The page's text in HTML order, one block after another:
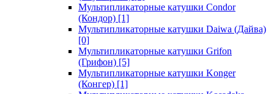
Мультипликаторные катушки Condor
(Кондор) [1]
Мультипликаторные катушки Daiwa (Дайва)
[0]
Мультипликаторные катушки Grifon
(Грифон) [5]
Мультипликаторные катушки Konger
(Конгер) [1]